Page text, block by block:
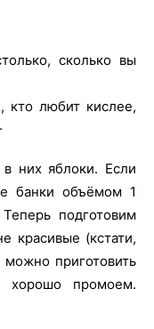
сколько вы
кто любит кислее,
них яблоки. Если
банки объёмом 1
подготовим
красивые (кстати,
приготовить
хорошо промоем.